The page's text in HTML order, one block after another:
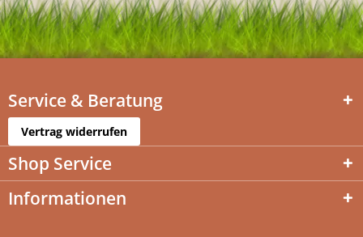
Service & Beratung
Vertrag widerrufen
Shop Service
Informationen